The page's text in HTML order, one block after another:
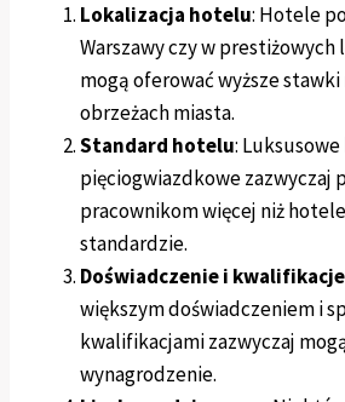
Lokalizacja hotelu: Hotele
Warszawy czy w prestiżowych
mogą oferować wyższe stawki
obrzeżach miasta.
Standard hotelu:
pięciogwiazdkowe zazwyczaj
pracownikom więcej niż
standardzie.
Doświadczenie i kwalifikacje
większym doświadczeniem i
kwalifikacjami zazwyczaj
wynagrodzenie.